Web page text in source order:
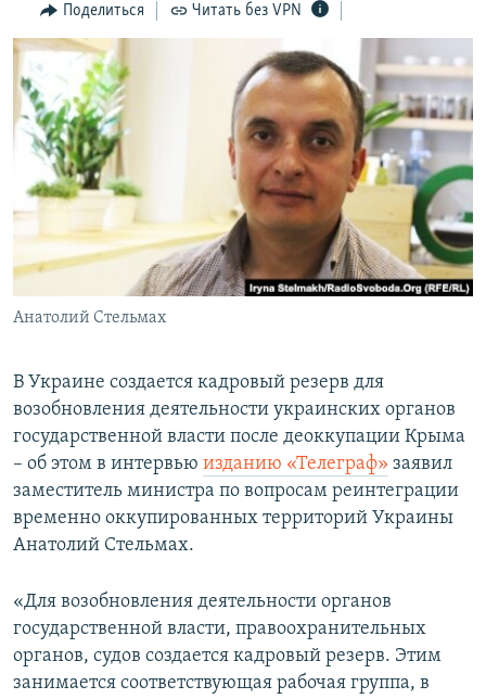
поискуИНФОГРАФИКА
ТЕЛЕПРОЕКТ КРЫМ.РЕАЛИИ
СОВЕТЫ ПРАВОЗАЩИТНИКОВ
ПРОПАВШИЕ БЕЗ ВЕСТИ
ПОБЕДИТЕЛЕЙ НЕ СУДЯТ?
КРЫМ.НЕПОКОРЕННЫЙ
УКРАИНСКАЯ ПРОБЛЕМА КРЫМА
КАК ОБОЙТИ БЛОКИРОВКУ
Українською
Qırımtatar
ПРИСОЕДИНЯЙТЕСЬ!
Все сайты RFE/RL
Поделиться Читать без VPN
Анатолий Стельмах
В Украине создается кадровый резерв для
возобновления деятельности украинских органов
государственной власти после деоккупации Крыма
– об этом в интервью изданию «Телеграф» заявил
заместитель министра по вопросам реинтеграции
временно оккупированных территорий Украины
Анатолий Стельмах.
«Для возобновления деятельности органов
государственной власти, правоохранительных
органов, судов создается кадровый резерв. Этим
занимается соответствующая рабочая группа, в